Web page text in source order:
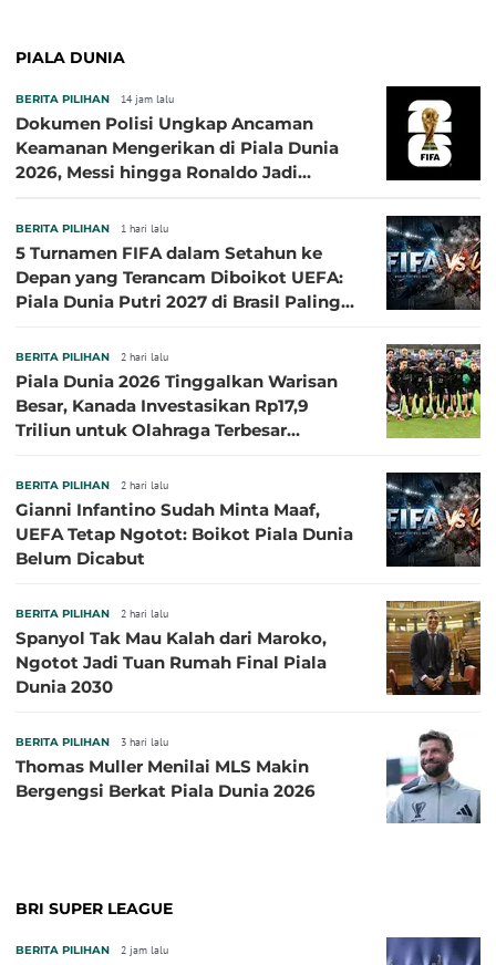
PIALA DUNIA
BERITA PILIHAN 14 jam lalu
Dokumen Polisi Ungkap Ancaman
Keamanan Mengerikan di Piala Dunia
2026, Messi hingga Ronaldo Jadi
BERITA PILIHAN 1 hari lalu
5 Turnamen FIFA dalam Setahun ke
Depan yang Terancam Diboikot UEFA:
Piala Dunia Putri 2027 di Brasil Paling
BERITA PILIHAN 2 hari lalu
Piala Dunia 2026 Tinggalkan Warisan
Besar, Kanada Investasikan Rp17,9
Triliun untuk Olahraga Terbesar
BERITA PILIHAN 2 hari lalu
Gianni Infantino Sudah Minta Maaf,
UEFA Tetap Ngotot: Boikot Piala Dunia
Belum Dicabut
BERITA PILIHAN 2 hari lalu
Spanyol Tak Mau Kalah dari Maroko,
Ngotot Jadi Tuan Rumah Final Piala
Dunia 2030
BERITA PILIHAN 3 hari lalu
Thomas Muller Menilai MLS Makin
Bergengsi Berkat Piala Dunia 2026
BRI SUPER LEAGUE
BERITA PILIHAN 2 jam lalu